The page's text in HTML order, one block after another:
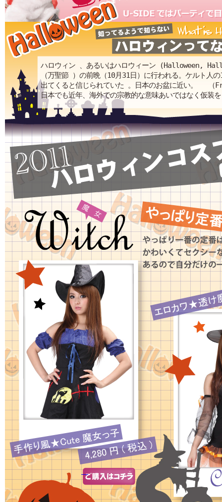
ハロウィン 、あるいはハロウィーン (Halloween,
（万聖節 ）の前晩（10月31日）に行われる。ケルト人
出てくると信じられていた 。日本のお盆に近い。 （
日本でも近年、海外での宗教的な意味あいではなく仮装